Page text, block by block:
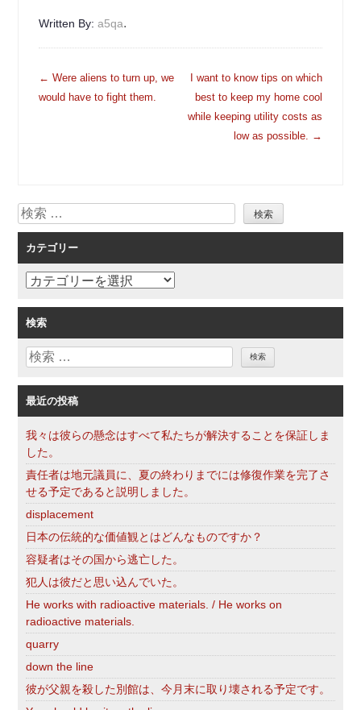
Written By:a5qa.
投
稿
ョ
ン
← Were aliens to turn up, we
would have to fight them.
I want to know tips on which
best to keep my home cool
while keeping utility costs as
low as possible. →
検
索
カテゴリー
カ
ゴ
リ
ー
検索
検
最近の投稿
我々は彼らの懸念はすべて私たちが解決することを保証しま
した。
責任者は地元議員に、夏の終わりまでには修復作業を完了さ
せる予定であると説明しました。
displacement
日本の伝統的な価値観とはどんなものですか？
容疑者はその国から逃亡した。
犯人は彼だと思い込んでいた。
He works with radioactive materials. / He works on
radioactive materials.
quarry
down the line
彼が父親を殺した別館は、今月末に取り壊される予定です。